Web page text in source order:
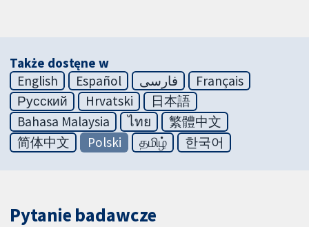
Także dostęne w
English
Español فارسی
Français
Русский
Hrvatski
日本語
Bahasa Malaysia
ไทย
繁體中文
简体中文
Polski தமிழ் 한국어
Pytanie badawcze